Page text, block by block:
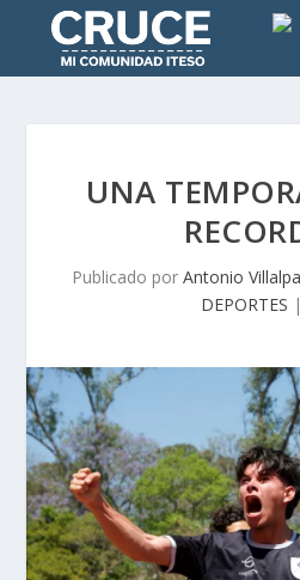
UNA
Publicado por Antonio
DEPORTES |